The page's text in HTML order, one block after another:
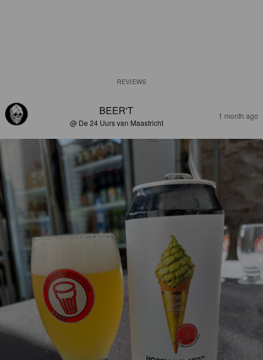
REVIEWS
BEER'T
@ De 24 Uurs van Maastricht
1 month ago